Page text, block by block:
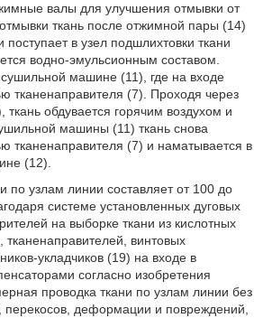
валы для улучшения отмывки от
ткань после отжимной пары (14)
в узел подшлихтовки ткани
водно-эмульсионным составом.
сушильной машине (11), где на входе
тканенаправителя (7). Проходя через
обдувается горячим воздухом и
машины (11) ткань снова
тканенаправителя (7) и наматывается в
(12).
по узлам линии составляет от 100 до
системе установленных дуговых
на выборке ткани из кислотных
винтовых
укладчиков (19) на входе в
согласно изобретения
проводка ткани по узлам линии без
деформации и повреждений,